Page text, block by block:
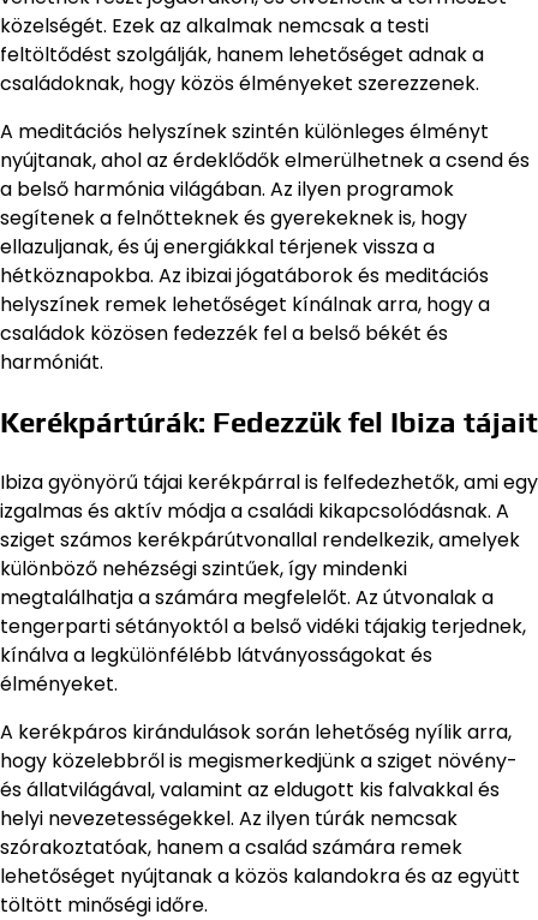
közelségét. Ezek az alkalmak nemcsak a testi
feltöltődést szolgálják, hanem lehetőséget adnak a
családoknak, hogy közös élményeket szerezzenek.
A meditációs helyszínek szintén különleges élményt
nyújtanak, ahol az érdeklődők elmerülhetnek a csend és
a belső harmónia világában. Az ilyen programok
segítenek a felnőtteknek és gyerekeknek is, hogy
ellazuljanak, és új energiákkal térjenek vissza a
hétköznapokba. Az ibizai jógatáborok és meditációs
helyszínek remek lehetőséget kínálnak arra, hogy a
családok közösen fedezzék fel a belső békét és
harmóniát.
Kerékpártúrák: Fedezzük fel Ibiza tájait
Ibiza gyönyörű tájai kerékpárral is felfedezhetők, ami egy
izgalmas és aktív módja a családi kikapcsolódásnak. A
sziget számos kerékpárútvonallal rendelkezik, amelyek
különböző nehézségi szintűek, így mindenki
megtalálhatja a számára megfelelőt. Az útvonalak a
tengerparti sétányoktól a belső vidéki tájakig terjednek,
kínálva a legkülönfélébb látványosságokat és
élményeket.
A kerékpáros kirándulások során lehetőség nyílik arra,
hogy közelebbről is megismerkedjünk a sziget növény-
és állatvilágával, valamint az eldugott kis falvakkal és
helyi nevezetességekkel. Az ilyen túrák nemcsak
szórakoztatóak, hanem a család számára remek
lehetőséget nyújtanak a közös kalandokra és az együtt
töltött minőségi időre.